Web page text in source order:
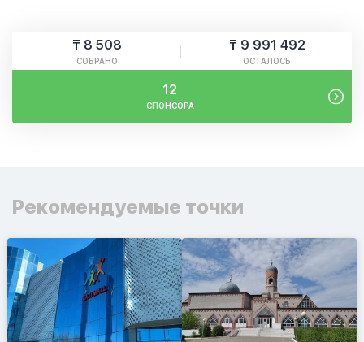
₸ 8 508
СОБРАНО
₸ 9 991 492
ОСТАЛОСЬ
12
СПОНСОРА
Рекомендуемые точки